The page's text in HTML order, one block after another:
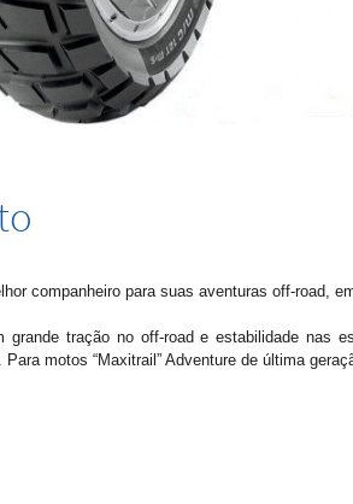
companheiro para suas aventuras off-road,
grande tração no off-road e estabilidade nas
motos “Maxitrail” Adventure de última